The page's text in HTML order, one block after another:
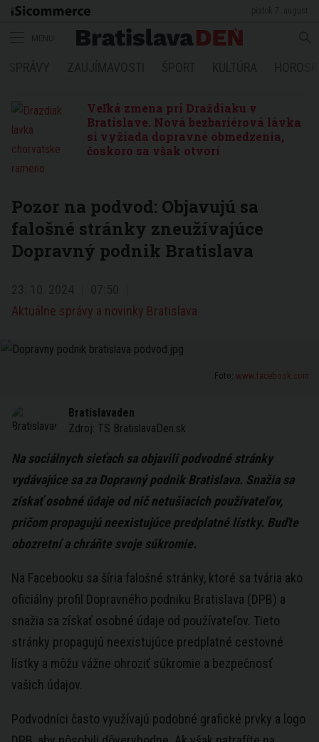
Veľká zmena pri Draždiaku v
Bratislave. Nová bezbariérová lávka
si vyžiada dopravné obmedzenia,
čoskoro sa však otvorí
Pozor na podvod: Objavujú sa
falošné stránky zneužívajúce
Dopravný podnik Bratislava
Aktuálne správy a novinky Bratislava
Foto: www.facebook.com
Bratislavaden
Zdroj: TS BratislavaDen.sk
Na sociálnych sieťach sa objavili podvodné stránky
vydávajúce sa za Dopravný podnik Bratislava. Snažia sa
získať osobné údaje od nič netušiacich používateľov,
pričom propagujú neexistujúce predplatné lístky. Buďte
obozretní a chráňte svoje súkromie.
Na Facebooku sa šíria falošné stránky, ktoré sa tvária ako
oficiálny profil Dopravného podniku Bratislava (DPB) a
snažia sa získať osobné údaje od používateľov. Tieto
stránky propagujú neexistujúce predplatné cestovné
lístky a môžu vážne ohroziť súkromie a bezpečnosť
vašich údajov.
Podvodníci často využívajú podobné grafické prvky a logo